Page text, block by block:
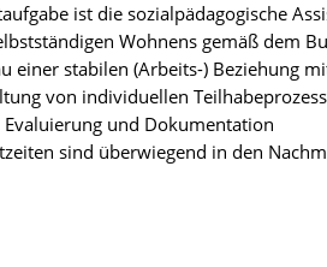
ist die sozialpädagogische
Wohnens gemäß dem
einer stabilen (Arbeits-) Beziehung
von individuellen
Evaluierung und Dokumentation
sind überwiegend in den